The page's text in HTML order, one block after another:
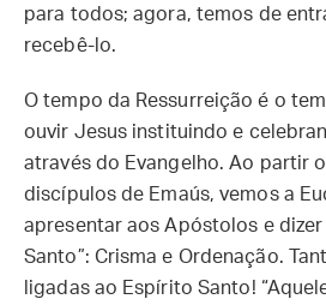
para todos; agora, temos de
recebê-lo.
O tempo da Ressurreição é o
ouvir Jesus instituindo e
através do Evangelho. Ao partir
discípulos de Emaús, vemos a
apresentar aos Apóstolos e dizer
Santo”: Crisma e Ordenação.
ligadas ao Espírito Santo!